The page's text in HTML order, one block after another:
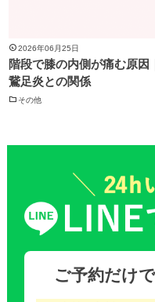
2026年06月25日
階段で膝の内側が痛む原因｜
鵞足炎との関係
その他
ご予約だけ